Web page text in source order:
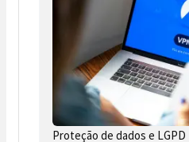
Proteção de dados e LGPD